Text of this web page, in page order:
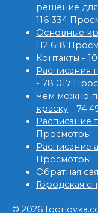
решение
116 334
Основные
112 618
Контакты -
Расписания
- 78 017
Чем можно
краску - 74
Расписание
Просмотры
Расписание
Просмотры
Обратная
Городская
© 2026